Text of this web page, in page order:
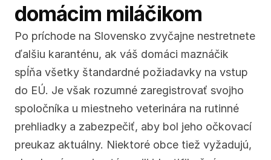
domácim miláčikom
Po príchode na Slovensko zvyčajne nestretnete
ďalšiu karanténu, ak váš domáci maznáčik
spĺňa všetky štandardné požiadavky na vstup
do EÚ. Je však rozumné zaregistrovať svojho
spoločníka u miestneho veterinára na rutinné
prehliadky a zabezpečiť, aby bol jeho očkovací
preukaz aktuálny. Niektoré obce tiež vyžadujú,